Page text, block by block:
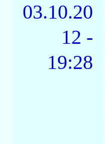
03.10.20
12 -
19:28